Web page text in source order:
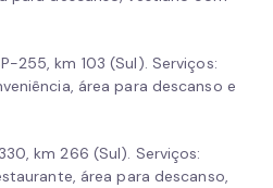
255, km 103 (Sul). Serviços:
área para descanso e
km 266 (Sul). Serviços:
área para descanso,